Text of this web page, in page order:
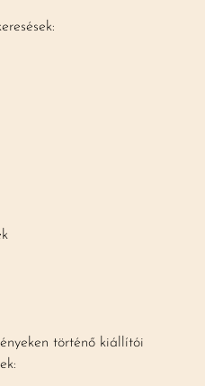
történő kiállítói